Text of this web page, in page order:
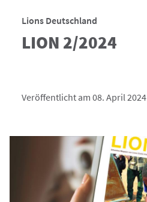
Lions Deutschland
LION 2/2024
Veröffentlicht am 08. April 2024